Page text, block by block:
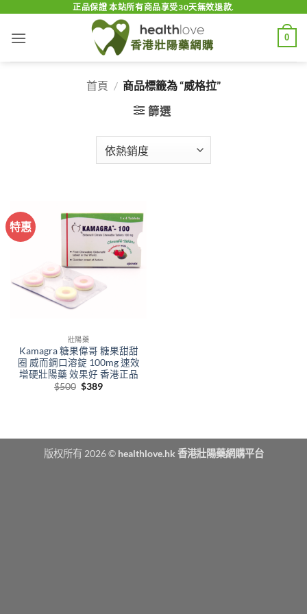
content
正品保證 本站所有商品享受30天無效退款.
0
首頁 / 商品標籤為 “威格拉”
篩選
特惠
壯陽藥
Kamagra 糖果偉哥 糖果甜甜
圈 威而鋼口溶錠 100mg 速效
增硬壯陽藥 效果好 香港正品
$500 Original
$389Current
版权所有 2026 © healthlove.hk 香港壯陽藥網購平台